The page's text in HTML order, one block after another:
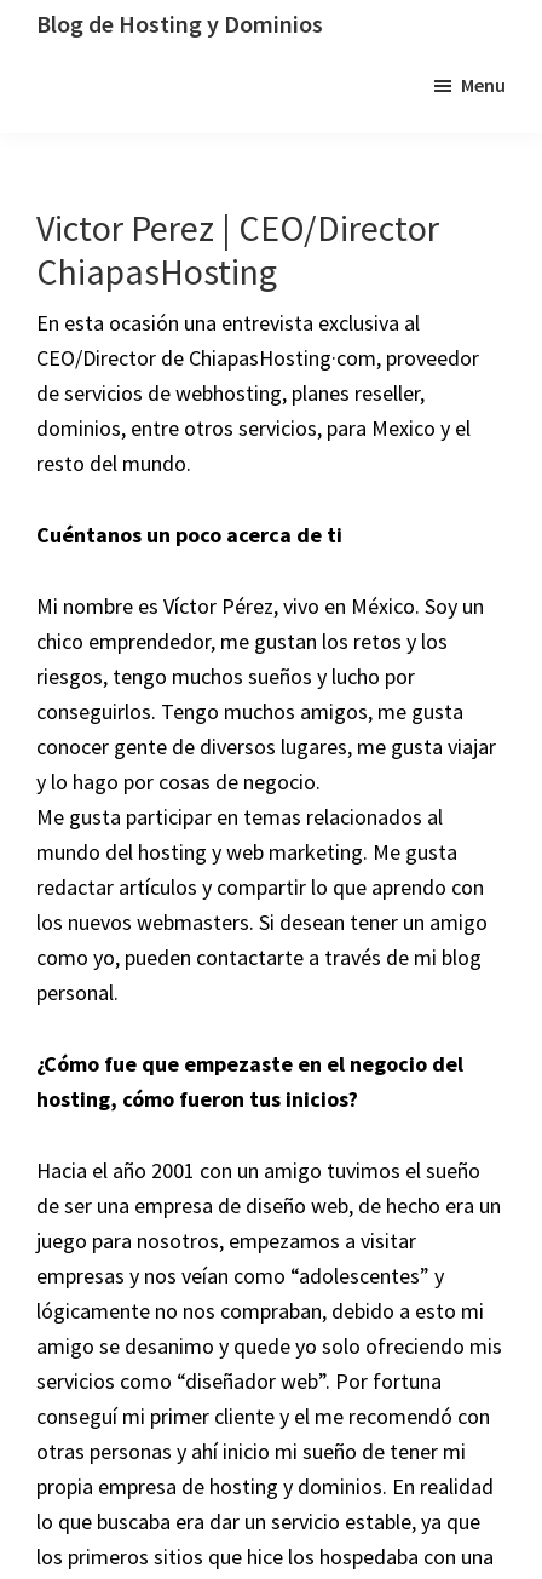
Saltar
Saltar
SaltarBlog de Hosting y Dominios
los
dominios
la
tecnología
Menu
Victor Perez | CEO/Director
ChiapasHosting
En esta ocasión una entrevista exclusiva al
CEO/Director de ChiapasHosting·com, proveedor
de servicios de webhosting, planes reseller,
dominios, entre otros servicios, para Mexico y el
resto del mundo.
Cuéntanos un poco acerca de ti
Mi nombre es Víctor Pérez, vivo en México. Soy un
chico emprendedor, me gustan los retos y los
riesgos, tengo muchos sueños y lucho por
conseguirlos. Tengo muchos amigos, me gusta
conocer gente de diversos lugares, me gusta viajar
y lo hago por cosas de negocio.
Me gusta participar en temas relacionados al
mundo del hosting y web marketing. Me gusta
redactar artículos y compartir lo que aprendo con
los nuevos webmasters. Si desean tener un amigo
como yo, pueden contactarte a través de mi blog
personal.
¿Cómo fue que empezaste en el negocio del
hosting, cómo fueron tus inicios?
Hacia el año 2001 con un amigo tuvimos el sueño
de ser una empresa de diseño web, de hecho era un
juego para nosotros, empezamos a visitar
empresas y nos veían como “adolescentes” y
lógicamente no nos compraban, debido a esto mi
amigo se desanimo y quede yo solo ofreciendo mis
servicios como “diseñador web”. Por fortuna
conseguí mi primer cliente y el me recomendó con
otras personas y ahí inicio mi sueño de tener mi
propia empresa de hosting y dominios. En realidad
lo que buscaba era dar un servicio estable, ya que
los primeros sitios que hice los hospedaba con una